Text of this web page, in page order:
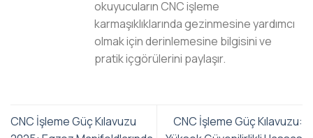
okuyucuların CNC işleme
karmaşıklıklarında gezinmesine yardımcı
olmak için derinlemesine bilgisini ve
pratik içgörülerini paylaşır.
CNC İşleme Güç Kılavuzu
CNC İşleme Güç Kılavuzu: